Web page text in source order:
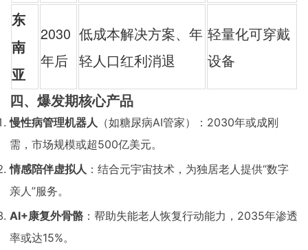
东
南
亚
2030
年后
低成本解决方案、年
轻人口红利消退
轻量化可穿戴
设备
四、爆发期核心产品
慢性病管理机器人 （如糖尿病AI管家）：2030年或成刚
需，市场规模或超500亿美元。
情感陪伴虚拟人 ：结合元宇宙技术，为独居老人提供“数字
亲人”服务。
AI+康复外骨骼：帮助失能老人恢复行动能力，2035年渗透
率或达15%。